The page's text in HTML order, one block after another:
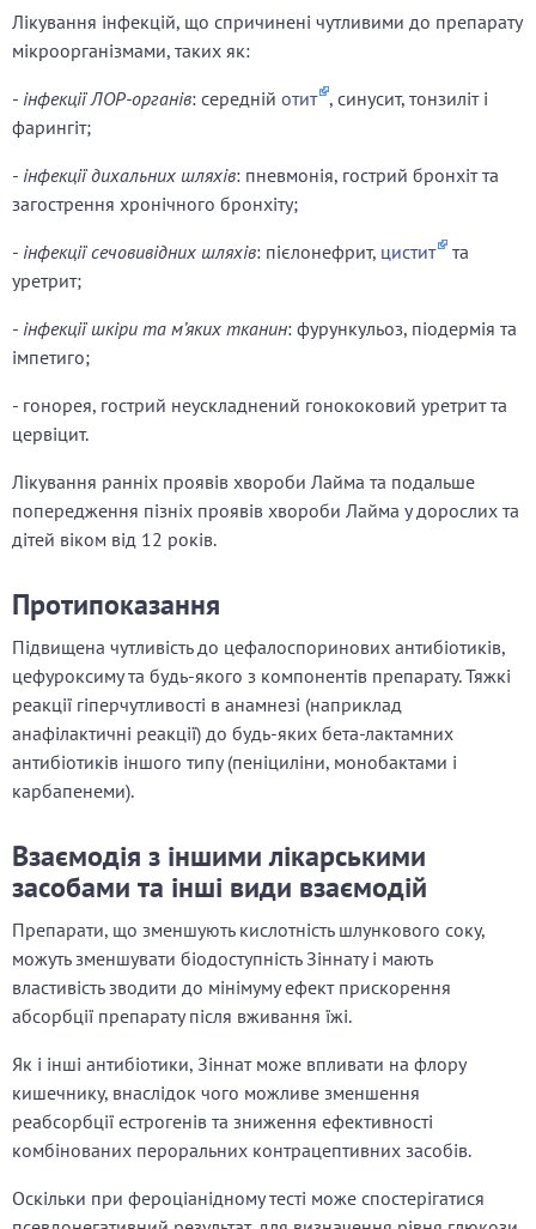
Лікування інфекцій, що спричинені чутливими до препарату
мікроорганізмами, таких як:
- інфекції ЛОР-органів: середній отит , синусит, тонзиліт і
фарингіт;
- інфекції дихальних шляхів: пневмонія, гострий бронхіт та
загострення хронічного бронхіту;
- інфекції сечовивідних шляхів: пієлонефрит, цистит
та
уретрит;
- інфекції шкіри та м’яких тканин: фурункульоз, піодермія та
імпетиго;
- гонорея, гострий неускладнений гонококовий уретрит та
цервіцит.
Лікування ранніх проявів хвороби Лайма та подальше
попередження пізніх проявів хвороби Лайма у дорослих та
дітей віком від 12 років.
Протипоказання
Підвищена чутливість до цефалоспоринових антибіотиків,
цефуроксиму та будь-якого з компонентів препарату. Тяжкі
реакції гіперчутливості в анамнезі (наприклад
анафілактичні реакції) до будь-яких бета-лактамних
антибіотиків іншого типу (пеніциліни, монобактами і
карбапенеми).
Взаємодія з іншими лікарськими
засобами та інші види взаємодій
Препарати, що зменшують кислотність шлункового соку,
можуть зменшувати біодоступність Зіннату і мають
властивість зводити до мінімуму ефект прискорення
абсорбції препарату після вживання їжі.
Як і інші антибіотики, Зіннат може впливати на флору
кишечнику, внаслідок чого можливе зменшення
реабсорбції естрогенів та зниження ефективності
комбінованих пероральних контрацептивних засобів.
Оскільки при фероціанідному тесті може спостерігатися